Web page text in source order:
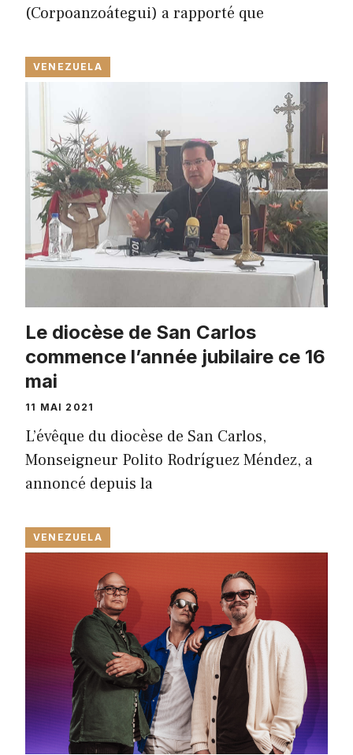
(Corpoanzoátegui) a rapporté que
VENEZUELA
Le diocèse de San Carlos
commence l’année jubilaire ce 16
mai
11 MAI 2021
L’évêque du diocèse de San Carlos,
Monseigneur Polito Rodríguez Méndez, a
annoncé depuis la
VENEZUELA